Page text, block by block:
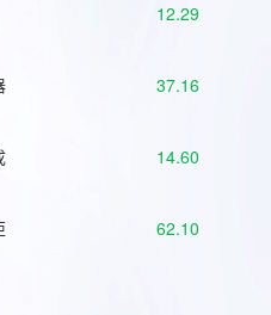
12.29
37.16
14.60
62.10